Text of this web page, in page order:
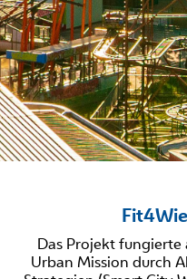
Das Projekt fungierte
Urban Mission durch